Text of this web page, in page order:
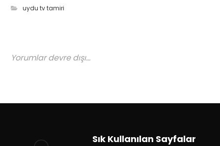
uydu tv tamiri
Yorumlar devre dışı...
Sık Kullanılan Sayfalar